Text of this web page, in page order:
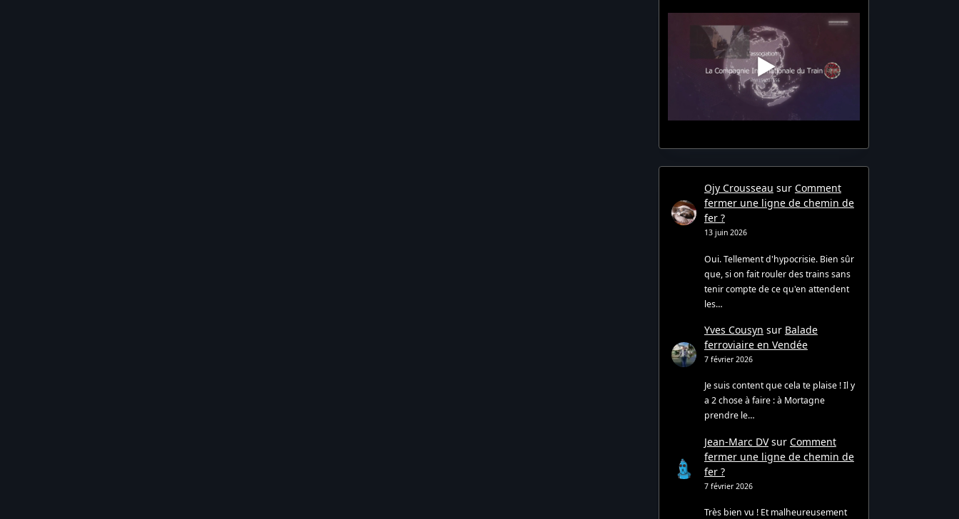
Ojy Crousseau sur Comment
fermer une ligne de chemin de
fer ?
13 juin 2026
Oui. Tellement d'hypocrisie. Bien sûr
que, si on fait rouler des trains sans
tenir compte de ce qu'en attendent
les…
Yves Cousyn sur Balade
ferroviaire en Vendée
7 février 2026
Je suis content que cela te plaise ! Il y
a 2 chose à faire : à Mortagne
prendre le…
Jean-Marc DVsur Comment
fermer une ligne de chemin de
fer ?
7 février 2026
Très bien vu ! Et malheureusement